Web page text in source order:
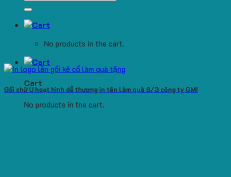
No products in the cart.
Cart
No products in the cart.
Gối chữ U hoạt hình dễ thương in tên làm quà 8/3 công ty GMI